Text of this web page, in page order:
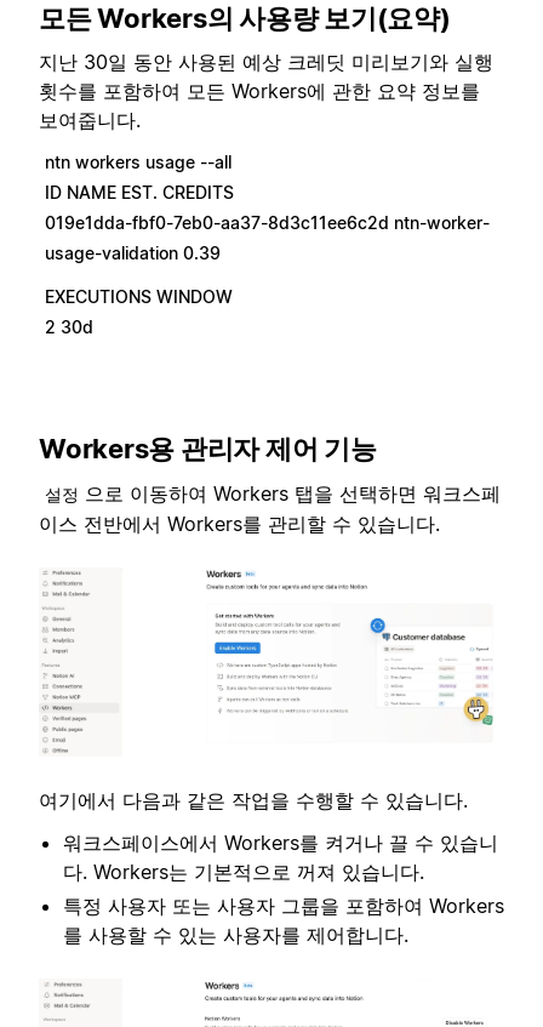
모든 Workers의 사용량 보기(요약)
지난 30일 동안 사용된 예상 크레딧 미리보기와 실행
횟수를 포함하여 모든 Workers에 관한 요약 정보를
보여줍니다.
ntn workers usage --all
ID NAME EST. CREDITS
019e1dda-fbf0-7eb0-aa37-8d3c11ee6c2d ntn-worker-
usage-validation 0.39
EXECUTIONS WINDOW
2 30d
Workers용 관리자 제어 기능
설정 으로 이동하여 Workers 탭을 선택하면 워크스페
이스 전반에서 Workers를 관리할 수 있습니다.
여기에서 다음과 같은 작업을 수행할 수 있습니다.
워크스페이스에서 Workers를 켜거나 끌 수 있습니
다. Workers는 기본적으로 꺼져 있습니다.
특정 사용자 또는 사용자 그룹을 포함하여 Workers
를 사용할 수 있는 사용자를 제어합니다.